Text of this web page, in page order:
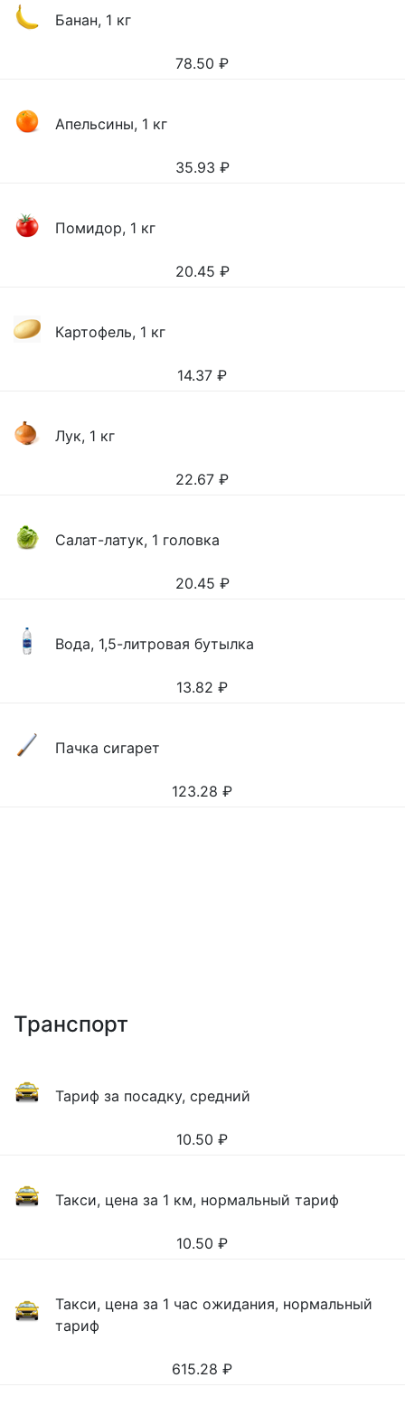
Банан, 1 кг
78.50 ₽
Апельсины, 1 кг
35.93 ₽
Помидор, 1 кг
20.45 ₽
Картофель, 1 кг
14.37 ₽
Лук, 1 кг
22.67 ₽
Салат-латук, 1 головка
20.45 ₽
Вода, 1,5-литровая бутылка
13.82 ₽
Пачка сигарет
123.28 ₽
Транспорт
Тариф за посадку, средний
10.50 ₽
Такси, цена за 1 км, нормальный тариф
10.50 ₽
Такси, цена за 1 час ожидания, нормальный
тариф
615.28 ₽